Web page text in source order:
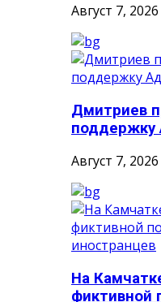
Август 7, 2026
Дмитриев
поддержку
Август 7, 2026
На
фиктивной